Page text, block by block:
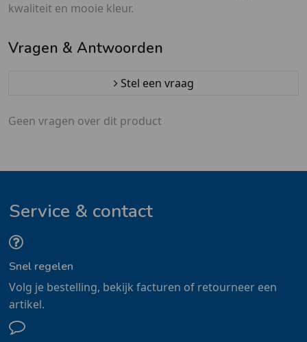
kwaliteit en mooie kleur.
Vragen & Antwoorden
Stel een vraag
Geen vragen over dit product
Service & contact
Snel regelen
Volg je bestelling, bekijk facturen of retourneer een
artikel.